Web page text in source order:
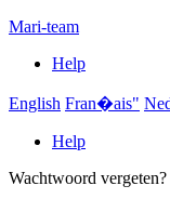
Mari-team
Help
English Fran�ais"
Help
Wachtwoord vergeten?